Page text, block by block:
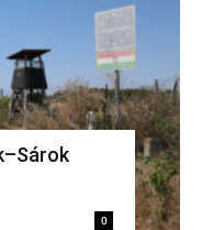
0